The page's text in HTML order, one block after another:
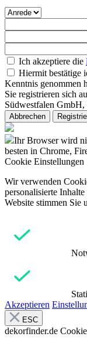
Ich akzeptiere die
Hiermit bestätige
Kenntnis genommen
Sie registrieren sich
Südwestfalen
Abbrechen
Ihr Browser wird
besten in Chrome,
Cookie Einstellungen
Wir verwenden
personalisierte
Website stimmen Sie
Akzeptieren
ESC
dekorfinder.de